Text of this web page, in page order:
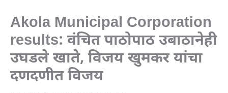
Akola Municipal Corporation
results: वंचित पाठोपाठ उबाठानेही
उघडले खाते, विजय खुमकर यांचा
दणदणीत विजय